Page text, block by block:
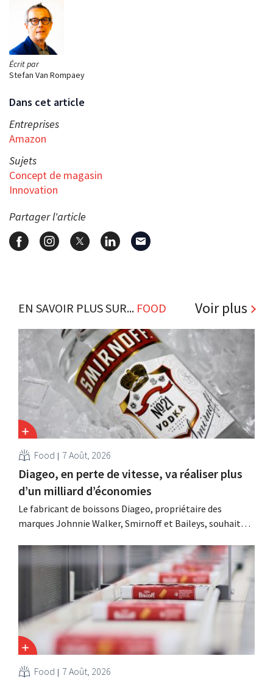
Écrit par
Stefan Van Rompaey
Dans cet article
Entreprises
Amazon
Sujets
Concept de magasin
Innovation
Partager l'article
EN SAVOIR PLUS SUR... FOOD Voir plus
Food 7 Août, 2026
Diageo, en perte de vitesse, va réaliser plus
d’un milliard d’économies
Le fabricant de boissons Diageo, propriétaire des
marques Johnnie Walker, Smirnoff et Baileys, souhaite,
considérablement ses coûts tout en investissant dans la
croissance, notamment pour Guinness et les cocktails
prêts à boire.
Food 7 Août, 2026